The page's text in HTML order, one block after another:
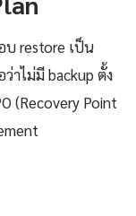
บ restore เป็น
าไม่มี backup ตั้ง
(Recovery Point